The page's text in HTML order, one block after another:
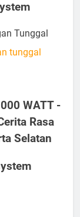
Tunggal
tunggal
WATT -
Rasa
Selatan